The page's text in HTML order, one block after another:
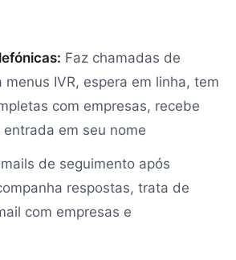
Faz chamadas de
menus IVR, espera em linha, tem
com empresas, recebe
em seu nome
de seguimento após
respostas, trata de
com empresas e